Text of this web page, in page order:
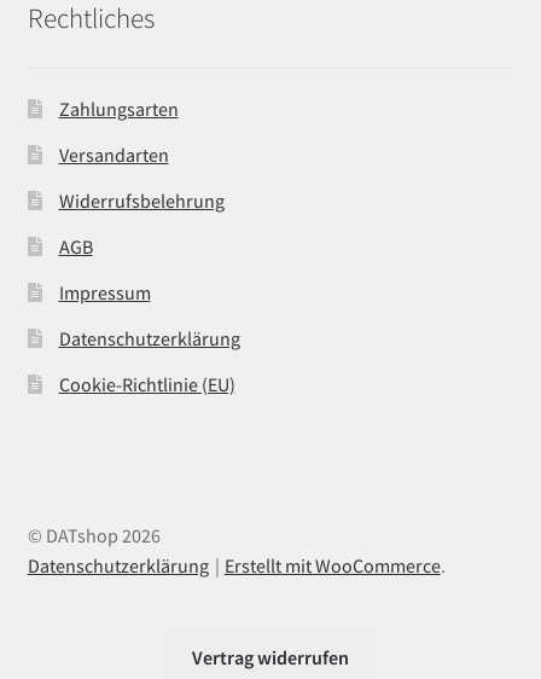
Rechtliches
Zahlungsarten
Versandarten
Widerrufsbelehrung
AGB
Impressum
Datenschutzerklärung
Cookie-Richtlinie (EU)
© DATshop 2026
Datenschutzerklärung
Erstellt mit WooCommerce.
Vertrag widerrufen